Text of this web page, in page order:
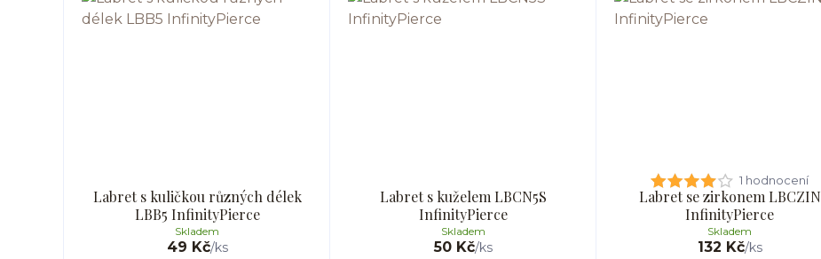
Labret s kuličkou různých délek
LBB5 InfinityPierce
49 Kč/ks
Skladem
Labret s kuželem LBCN5S
InfinityPierce
50 Kč/ks
Skladem
1 hodnocení
Labret se zirkonem LBCZIN
InfinityPierce
132 Kč/ks
Skladem